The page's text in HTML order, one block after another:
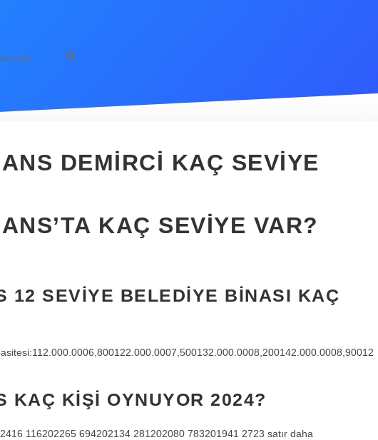
DEMIRCI KAÇ SEVIYE
KAÇ SEVIYE VAR?
12 SEVIYE BELEDIYE BINASI KAÇ
KAÇ KIŞI OYNUYOR 2024?
116202265 694202134 281202080 783201941 2723 satır daha